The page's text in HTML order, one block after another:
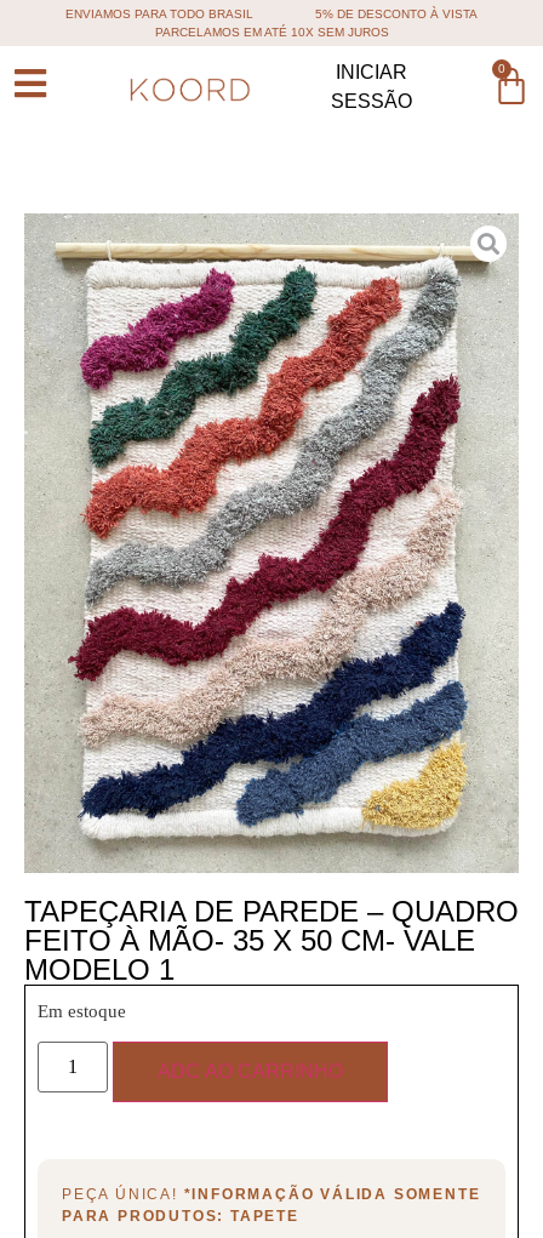
ENVIAMOS PARA TODO BRASIL
5% DE DESCONTO À VISTA
PARCELAMOS EM ATÉ 10X SEM JUROS
INICIAR
SESSÃO
0
TAPEÇARIA DE PAREDE – QUADRO
FEITO À MÃO- 35 X 50 CM- VALE
MODELO 1
Em estoque
ADC AO CARRINHO
PEÇA ÚNICA! *INFORMAÇÃO VÁLIDA SOMENTE
PARA PRODUTOS: TAPETE